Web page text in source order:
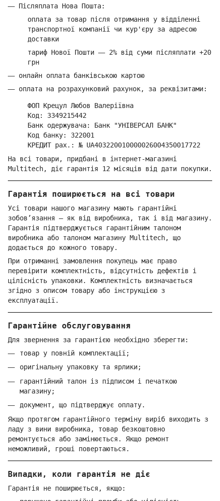
— Післяплата Нова Пошта:
оплата за товар після отримання у відділенні
транспортної компанії чи кур'єру за адресою
доставки
тариф Нової Пошти — 2% від суми післяплати +20
грн
— онлайн оплата банківською картою
— оплата на розрахунковий рахунок, за реквізитами:
ФОП Крецул Любов Валеріївна
Код: 3349215442
Банк одержувача: Банк "УНІВЕРСАЛ БАНК"
Код банку: 322001
КРЕДИТ рах.: № UA403220010000026004350017722
На всі товари, придбані в інтернет-магазині
Multitech, діє гарантія 12 місяців від дати покупки.
Гарантія поширюється на всі товари
Усі товари нашого магазину мають гарантійні
зобов’язання — як від виробника, так і від магазину.
Гарантія підтверджується гарантійним талоном
виробника або талоном магазину Multitech, що
додається до кожного товару.
При отриманні замовлення покупець має право
перевірити комплектність, відсутність дефектів і
цілісність упаковки. Комплектність визначається
згідно з описом товару або інструкцією з
експлуатації.
Гарантійне обслуговування
Для звернення за гарантією необхідно зберегти:
товар у повній комплектації;
оригінальну упаковку та ярлики;
гарантійний талон із підписом і печаткою
магазину;
документ, що підтверджує оплату.
Якщо протягом гарантійного терміну виріб виходить з
ладу з вини виробника, товар безкоштовно
ремонтується або замінюється. Якщо ремонт
неможливий, гроші повертаються.
Випадки, коли гарантія не діє
Гарантія не поширюється, якщо: